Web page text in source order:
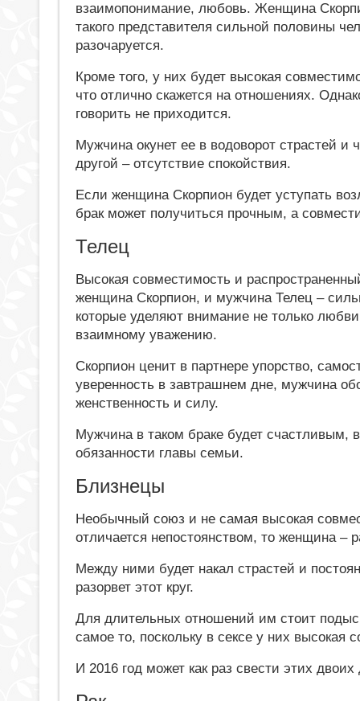
взаимопонимание, любовь. Женщина
такого представителя сильной половины
разочаруется.
Кроме того, у них будет высокая
что отлично скажется на отношениях.
говорить не приходится.
Мужчина окунет ее в водоворот страстей
другой – отсутствие спокойствия.
Если женщина Скорпион будет уступать
брак может получиться прочным, а
Телец
Высокая совместимость и
женщина Скорпион, и мужчина Телец –
которые уделяют внимание не только
взаимному уважению.
Скорпион ценит в партнере упорство,
уверенность в завтрашнем дне, мужчина
женственность и силу.
Мужчина в таком браке будет счастливым,
обязанности главы семьи.
Близнецы
Необычный союз и не самая высокая
отличается непостоянством, то женщина –
Между ними будет накал страстей и
разорвет этот круг.
Для длительных отношений им стоит
самое то, поскольку в сексе у них высокая
И 2016 год может как раз свести этих